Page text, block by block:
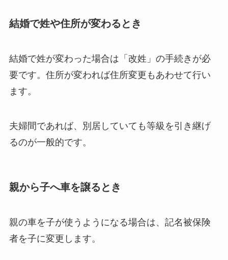
結婚で姓や住所が変わるとき
結婚で姓が変わった場合は「改姓」の手続きが必
要です。住所が変われば住所変更もあわせて行い
ます。
夫婦間であれば、別居していても等級を引き継げ
るのが一般的です。
親から子へ車を譲るとき
親の車を子が使うようになる場合は、記名被保険
者を子に変更します。